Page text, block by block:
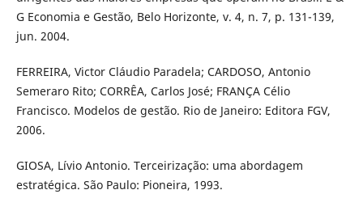
G Economia e Gestão, Belo Horizonte, v. 4, n. 7, p. 131-139,
jun. 2004.
FERREIRA, Victor Cláudio Paradela; CARDOSO, Antonio
Semeraro Rito; CORRÊA, Carlos José; FRANÇA Célio
Francisco. Modelos de gestão. Rio de Janeiro: Editora FGV,
2006.
GIOSA, Lívio Antonio. Terceirização: uma abordagem
estratégica. São Paulo: Pioneira, 1993.